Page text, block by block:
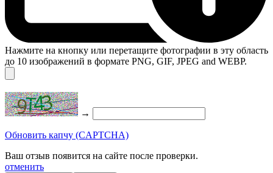
Нажмите на кнопку или перетащите фотографии в эту область
до 10 изображений в формате PNG, GIF, JPEG and WEBP.
→
Обновить капчу (CAPTCHA)
Ваш отзыв появится на сайте после проверки.
отменить